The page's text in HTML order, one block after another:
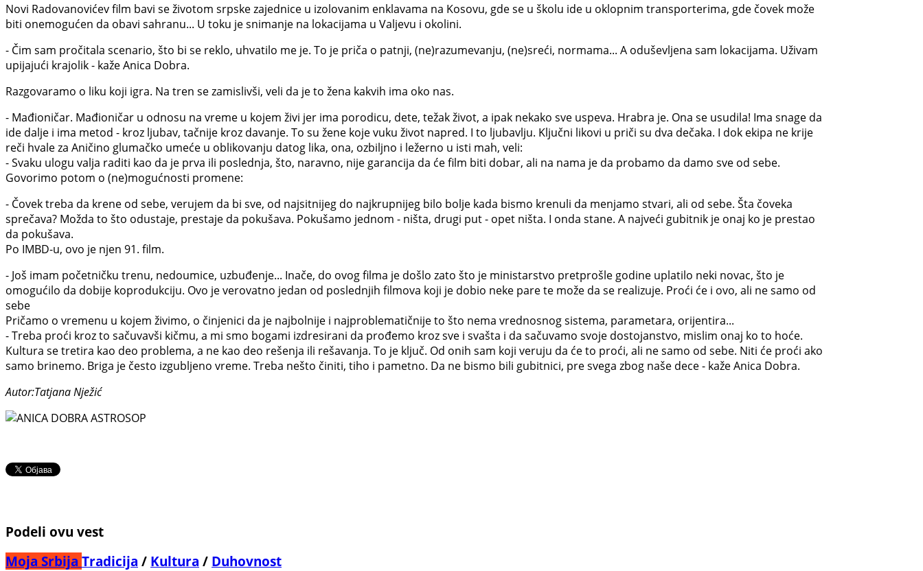
Novi Radovanovićev film bavi se životom srpske zajednice u izolovanim enklavama na Kosovu, gde se u školu ide u oklopnim transporterima, gde čovek može
biti onemogućen da obavi sahranu... U toku je snimanje na lokacijama u Valjevu i okolini.
- Čim sam pročitala scenario, što bi se reklo, uhvatilo me je. To je priča o patnji, (ne)razumevanju, (ne)sreći, normama... A oduševljena sam lokacijama. Uživam
upijajući krajolik - kaže Anica Dobra.
Razgovaramo o liku koji igra. Na tren se zamislivši, veli da je to žena kakvih ima oko nas.
- Mađioničar. Mađioničar u odnosu na vreme u kojem živi jer ima porodicu, dete, težak život, a ipak nekako sve uspeva. Hrabra je. Ona se usudila! Ima snage da
ide dalje i ima metod - kroz ljubav, tačnije kroz davanje. To su žene koje vuku život napred. I to ljubavlju. Ključni likovi u priči su dva dečaka. I dok ekipa ne krije
reči hvale za Aničino glumačko umeće u oblikovanju datog lika, ona, ozbiljno i ležerno u isti mah, veli:
- Svaku ulogu valja raditi kao da je prva ili poslednja, što, naravno, nije garancija da će film biti dobar, ali na nama je da probamo da damo sve od sebe.
Govorimo potom o (ne)mogućnosti promene:
- Čovek treba da krene od sebe, verujem da bi sve, od najsitnijeg do najkrupnijeg bilo bolje kada bismo krenuli da menjamo stvari, ali od sebe. Šta čoveka
sprečava? Možda to što odustaje, prestaje da pokušava. Pokušamo jednom - ništa, drugi put - opet ništa. I onda stane. A najveći gubitnik je onaj ko je prestao
da pokušava.
Po IMBD-u, ovo je njen 91. film.
- Još imam početničku trenu, nedoumice, uzbuđenje... Inače, do ovog filma je došlo zato što je ministarstvo pretprošle godine uplatilo neki novac, što je
omogućilo da dobije koprodukciju. Ovo je verovatno jedan od poslednjih filmova koji je dobio neke pare te može da se realizuje. Proći će i ovo, ali ne samo od
sebe
Pričamo o vremenu u kojem živimo, o činjenici da je najbolnije i najproblematičnije to što nema vrednosnog sistema, parametara, orijentira...
- Treba proći kroz to sačuvavši kičmu, a mi smo bogami izdresirani da prođemo kroz sve i svašta i da sačuvamo svoje dostojanstvo, mislim onaj ko to hoće.
Kultura se tretira kao deo problema, a ne kao deo rešenja ili rešavanja. To je ključ. Od onih sam koji veruju da će to proći, ali ne samo od sebe. Niti će proći ako
samo brinemo. Briga je često izgubljeno vreme. Treba nešto činiti, tiho i pametno. Da ne bismo bili gubitnici, pre svega zbog naše dece - kaže Anica Dobra.
Autor:Tatjana Nježić
Podeli ovu vest
Moja Srbija Tradicija / Kultura / Duhovnost